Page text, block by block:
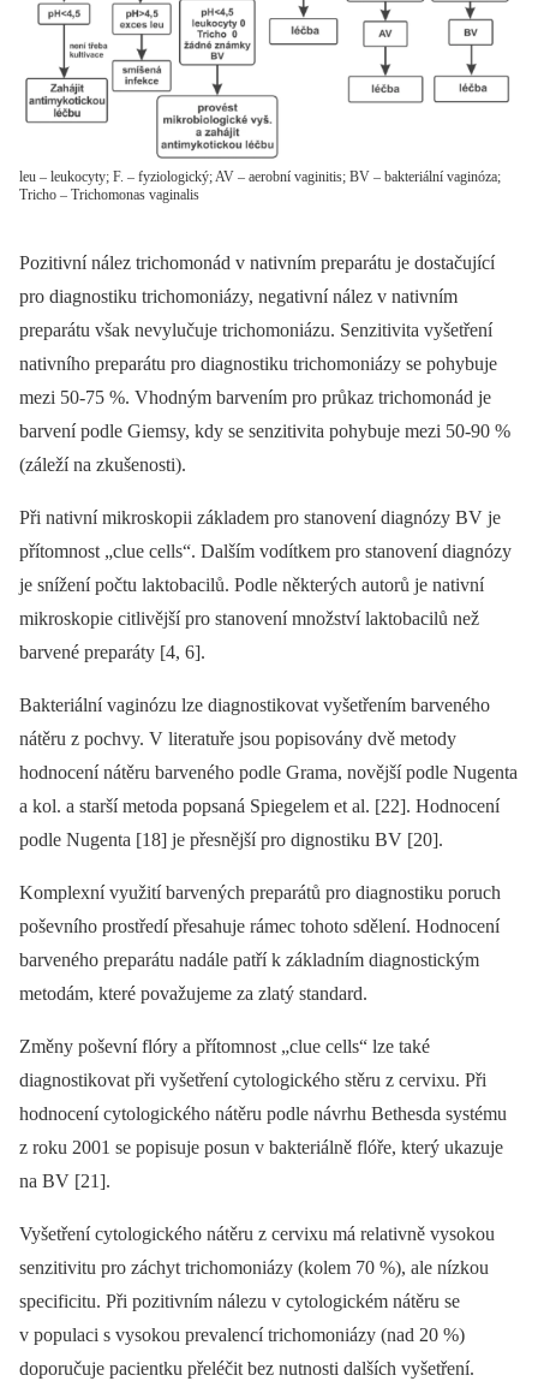
leu – leukocyty; F. – fyziologický; AV – aerobní vaginitis; BV – bakteriální vaginóza;
Tricho – Trichomonas vaginalis
Pozitivní nález trichomonád v nativním preparátu je dostačující
pro diagnostiku trichomoniázy, negativní nález v nativním
preparátu však nevylučuje trichomoniázu. Senzitivita vyšetření
nativního preparátu pro diagnostiku trichomoniázy se pohybuje
mezi 50-75 %. Vhodným barvením pro průkaz trichomonád je
barvení podle Giemsy, kdy se senzitivita pohybuje mezi 50-90 %
(záleží na zkušenosti).
Při nativní mikroskopii základem pro stanovení diagnózy BV je
přítomnost „clue cells“. Dalším vodítkem pro stanovení diagnózy
je snížení počtu laktobacilů. Podle některých autorů je nativní
mikroskopie citlivější pro stanovení množství laktobacilů než
barvené preparáty [4, 6].
Bakteriální vaginózu lze diagnostikovat vyšetřením barveného
nátěru z pochvy. V literatuře jsou popisovány dvě metody
hodnocení nátěru barveného podle Grama, novější podle Nugenta
a kol. a starší metoda popsaná Spiegelem et al. [22]. Hodnocení
podle Nugenta [18] je přesnější pro dignostiku BV [20].
Komplexní využití barvených preparátů pro diagnostiku poruch
poševního prostředí přesahuje rámec tohoto sdělení. Hodnocení
barveného preparátu nadále patří k základním diagnostickým
metodám, které považujeme za zlatý standard.
Změny poševní flóry a přítomnost „clue cells“ lze také
diagnostikovat při vyšetření cytologického stěru z cervixu. Při
hodnocení cytologického nátěru podle návrhu Bethesda systému
z roku 2001 se popisuje posun v bakteriálně flóře, který ukazuje
na BV [21].
Vyšetření cytologického nátěru z cervixu má relativně vysokou
senzitivitu pro záchyt trichomoniázy (kolem 70 %), ale nízkou
specificitu. Při pozitivním nálezu v cytologickém nátěru se
v populaci s vysokou prevalencí trichomoniázy (nad 20 %)
doporučuje pacientku přeléčit bez nutnosti dalších vyšetření.